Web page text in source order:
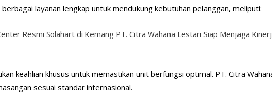
layanan lengkap untuk mendukung kebutuhan pelanggan, meliputi:
Resmi Solahart di Kemang PT. Citra Wahana Lestari Siap Menjaga
keahlian khusus untuk memastikan unit berfungsi optimal. PT. Citra
sesuai standar internasional.